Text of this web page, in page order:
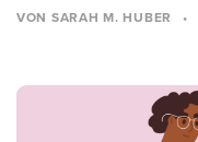
VON SARAH M. HUBER •